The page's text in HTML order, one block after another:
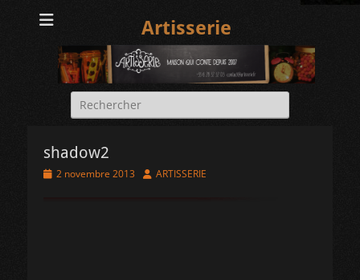
Artisserie
Rechercher :
shadow2
Posted
2 novembre 2013 Author
ARTISSERIE